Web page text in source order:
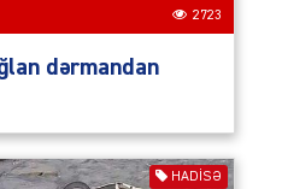
2723
dərmandan
HADISƏ